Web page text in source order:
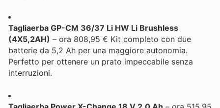
Tagliaerba GP-CM 36/37 Li HW Li Brushless
(4X5,2AH) – ora 808,95 € Kit completo con due
batterie da 5,2 Ah per una maggiore autonomia.
Perfetto per ottenere un prato impeccabile senza
interruzioni.